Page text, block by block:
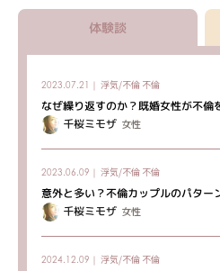
体験談
2023.07.21｜ 浮気/不倫 不倫
なぜ繰り返すのか？既婚女性が不倫
千桜ミモザ 女性
2023.06.09｜ 浮気/不倫 不倫
意外と多い？不倫カップルのパター
千桜ミモザ 女性
2024.12.09｜ 浮気/不倫 不倫